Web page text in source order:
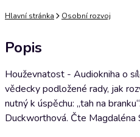
Hlavní stránka Osobní rozvoj
Popis
Houževnatost - Audiokniha o
vědecky podložené rady, jak
nutný k úspěchu: „tah na
Duckworthová. Čte Magdaléna